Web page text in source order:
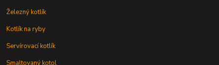
Železný kotlík
Kotlík na ryby
Servírovací kotlík
Smaltovaný kotol